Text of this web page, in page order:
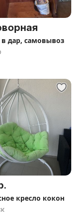
дар, самовывоз
кресло кокон